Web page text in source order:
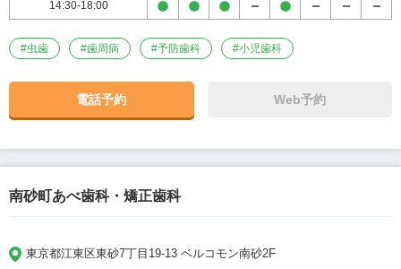
14:30-18:00
#虫歯 #歯周病 #予防歯科 #小児歯科
電話予約 Web予約
南砂町あべ歯科・矯正歯科
東京都江東区東砂7丁目19-13 ベルコモン南砂2F